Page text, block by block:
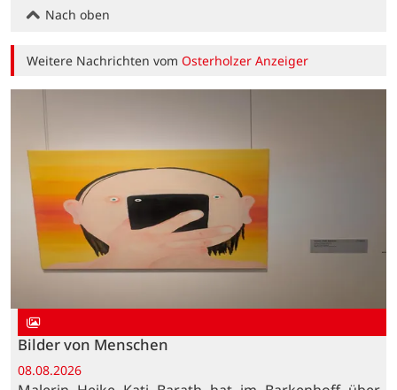
Nach oben
Weitere Nachrichten vomOsterholzer Anzeiger
Bilder von Menschen
08.08.2026